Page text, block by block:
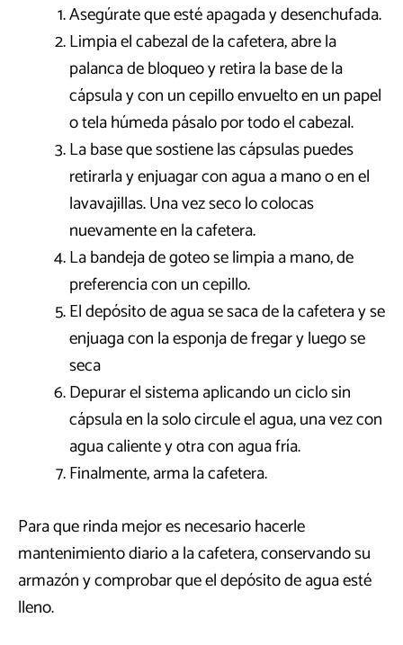
Asegúrate que esté apagada y desenchufada.
Limpia el cabezal de la cafetera, abre la
palanca de bloqueo y retira la base de la
cápsula y con un cepillo envuelto en un papel
o tela húmeda pásalo por todo el cabezal.
La base que sostiene las cápsulas puedes
retirarla y enjuagar con agua a mano o en el
lavavajillas. Una vez seco lo colocas
nuevamente en la cafetera.
La bandeja de goteo se limpia a mano, de
preferencia con un cepillo.
El depósito de agua se saca de la cafetera y se
enjuaga con la esponja de fregar y luego se
seca
Depurar el sistema aplicando un ciclo sin
cápsula en la solo circule el agua, una vez con
agua caliente y otra con agua fría.
Finalmente, arma la cafetera.
Para que rinda mejor es necesario hacerle
mantenimiento diario a la cafetera, conservando su
armazón y comprobar que el depósito de agua esté
lleno.